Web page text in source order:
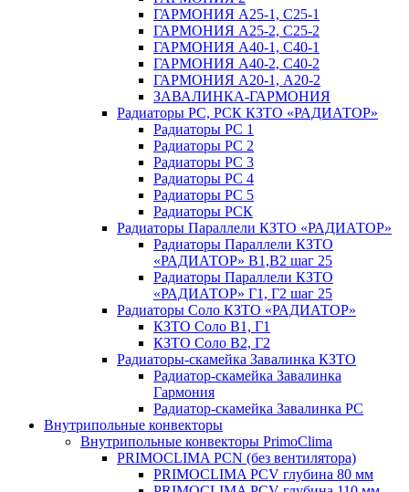
ГАРМОНИЯ А25-1, С25-1
ГАРМОНИЯ А25-2, С25-2
ГАРМОНИЯ А40-1, С40-1
ГАРМОНИЯ А40-2, С40-2
ГАРМОНИЯ А20-1, А20-2
ЗАВАЛИНКА-ГАРМОНИЯ
Радиаторы РС, РСК КЗТО «РАДИАТОР»
Радиаторы РС 1
Радиаторы РС 2
Радиаторы РС 3
Радиаторы РС 4
Радиаторы РС 5
Радиаторы РСК
Радиаторы Параллели КЗТО «РАДИАТОР»
Радиаторы Параллели КЗТО
«РАДИАТОР» В1,В2 шаг 25
Радиаторы Параллели КЗТО
«РАДИАТОР» Г1, Г2 шаг 25
Радиаторы Соло КЗТО «РАДИАТОР»
КЗТО Соло В1, Г1
КЗТО Соло В2, Г2
Радиаторы-скамейка Завалинка КЗТО
Радиатор-скамейка Завалинка
Гармония
Радиатор-скамейка Завалинка РС
Внутрипольные конвекторы
Внутрипольные конвекторы PrimoClima
PRIMOCLIMA PCN (без вентилятора)
PRIMOCLIMA PCV глубина 80 мм